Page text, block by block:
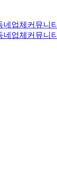
네업체 커뮤니티
네업체 커뮤니티